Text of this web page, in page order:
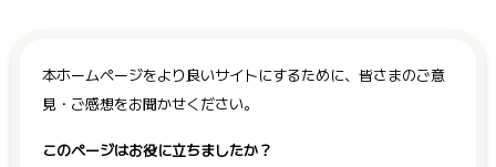
本ホームページをより良いサイトにするために、皆さまのご意
見・ご感想をお聞かせください。
このページはお役に立ちましたか？